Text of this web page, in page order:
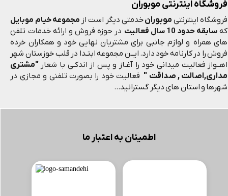
فروشگاه اینترنتی موبوران
فروشگاه اینترنتی موبورانخدمتی دیگر است از مجموعه خیام موبایل
که سابقه حدود 10 سال فعالیت
در حوزه فروش و ارائه خدمات تلفن
های همراه و لوازم جانبی برای مشتریان نهایی خود و همکاران خرده
فروش را در کارنامه خود دارد. ایــن مجموعه ابتـدا در قلب خوزستان شهر
اهــواز فعالیت میدانی خود را آغـاز و پس از اندکـی با شعار "مشتری
مداری,اصالت , صداقت " فعالیت خود را بصورت تلفنی و مجازی در
شهرها و استان های دیگر گسترانید...
اطمینان به اعتبار ما